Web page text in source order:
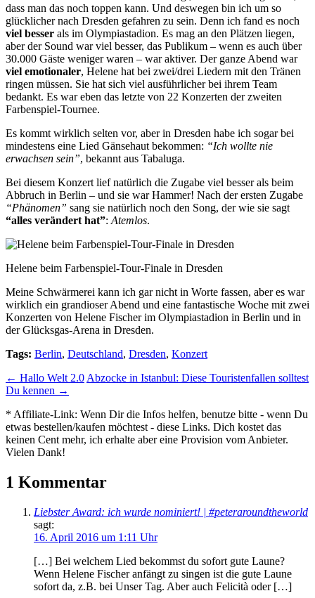
dass man das noch toppen kann. Und deswegen bin ich um so
glücklicher nach Dresden gefahren zu sein. Denn ich fand es noch
viel besser als im Olympiastadion. Es mag an den Plätzen liegen,
aber der Sound war viel besser, das Publikum – wenn es auch über
30.000 Gäste weniger waren – war aktiver. Der ganze Abend war
viel emotionaler, Helene hat bei zwei/drei Liedern mit den Tränen
ringen müssen. Sie hat sich viel ausführlicher bei ihrem Team
bedankt. Es war eben das letzte von 22 Konzerten der zweiten
Farbenspiel-Tournee.
Es kommt wirklich selten vor, aber in Dresden habe ich sogar bei
mindestens eine Lied Gänsehaut bekommen: “Ich wollte nie
erwachsen sein”, bekannt aus Tabaluga.
Bei diesem Konzert lief natürlich die Zugabe viel besser als beim
Abbruch in Berlin – und sie war Hammer! Nach der ersten Zugabe
“Phänomen” sang sie natürlich noch den Song, der wie sie sagt
“alles verändert hat”: Atemlos.
Helene beim Farbenspiel-Tour-Finale in Dresden
Meine Schwärmerei kann ich gar nicht in Worte fassen, aber es war
wirklich ein grandioser Abend und eine fantastische Woche mit zwei
Konzerten von Helene Fischer im Olympiastadion in Berlin und in
der Glücksgas-Arena in Dresden.
Tags: Berlin, Deutschland, Dresden, Konzert
← Hallo Welt 2.0 Abzocke in Istanbul: Diese Touristenfallen solltest
Du kennen →
* Affiliate-Link: Wenn Dir die Infos helfen, benutze bitte - wenn Du
etwas bestellen/kaufen möchtest - diese Links. Dich kostet das
keinen Cent mehr, ich erhalte aber eine Provision vom Anbieter.
Vielen Dank!
1 Kommentar
Liebster Award: ich wurde nominiert! | #peteraroundtheworld
sagt:
16. April 2016 um 1:11 Uhr
[…] Bei welchem Lied bekommst du sofort gute Laune?
Wenn Helene Fischer anfängt zu singen ist die gute Laune
sofort da, z.B. bei Unser Tag. Aber auch Felicità oder […]